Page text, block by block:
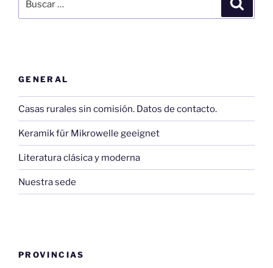
por:
GENERAL
Casas rurales sin comisión. Datos de contacto.
Keramik für Mikrowelle geeignet
Literatura clásica y moderna
Nuestra sede
PROVINCIAS